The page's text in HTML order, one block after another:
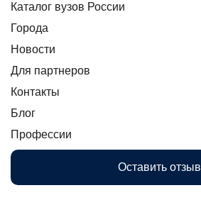
Каталог вузов России
Города
Новости
Для партнеров
Контакты
Блог
Профессии
Оставить отзыв